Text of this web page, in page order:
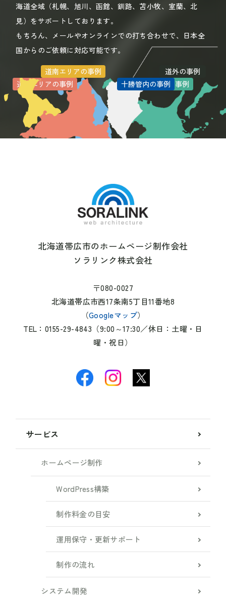
海道全域（札幌、旭川、函館、釧路、苫小牧、室蘭、北
見）をサポートしております。
もちろん、メールやオンラインでの打ち合わせで、日本全
国からのご依頼に対応可能です。
道北エリアの事例 道東エリアの事例
道央エリアの事例
道南エリアの事例
十勝管内の事例
道外の事例
北海道帯広市のホームページ制作会社
ソラリンク株式会社
〒080-0027
北海道帯広市西17条南5丁目11番地8
（Googleマップ）
TEL：0155-29-4843（9:00～17:30／休日：土曜・日
曜・祝日）
サービス
ホームページ制作
WordPress構築
制作料金の目安
運用保守・更新サポート
制作の流れ
システム開発